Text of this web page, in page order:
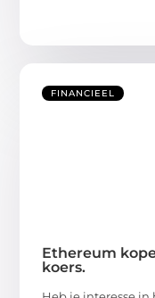
FINANCIEEL
Ethereum
koers.